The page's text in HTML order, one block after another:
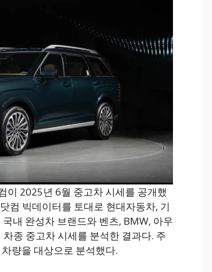
이 2025년 6월 중고차 시세를 공개했
컴 빅데이터를 토대로 현대자동차, 기
내 완성차 브랜드와 벤츠, BMW, 아우
종 중고차 시세를 분석한 결과다. 주
량을 대상으로 분석했다.